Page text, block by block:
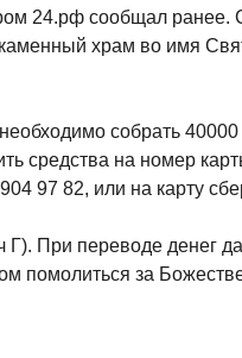
24.рф сообщал ранее.
каменный храм во имя
собрать
средства на номер
97 82, или на карту
Г). При переводе денег
помолиться за